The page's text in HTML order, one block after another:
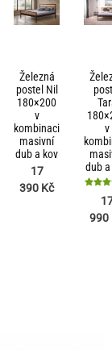
Železná
postel Nil
180×200
v
kombinaci
masivní
dub a kov
17
390 Kč
v
dub
z 5
990